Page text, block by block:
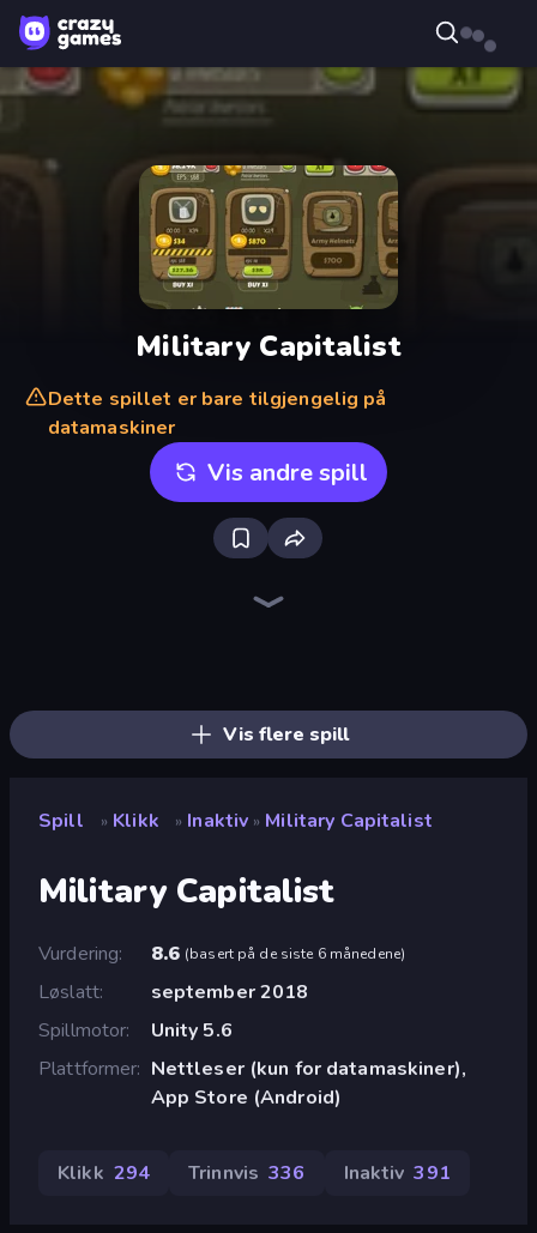
Military Capitalist
Dette spillet er bare tilgjengelig på
datamaskiner
Vis andre spill
Vis flere spill
Spill » Klikk » Inaktiv » Military Capitalist
Military Capitalist
Vurdering 8.6 (basert på de siste 6 månedene)
Løslatt
september 2018
Spillmotor
Unity 5.6
Plattformer Nettleser (kun for datamaskiner),
App Store (Android)
Klikk 294 Trinnvis 336 Inaktiv 391